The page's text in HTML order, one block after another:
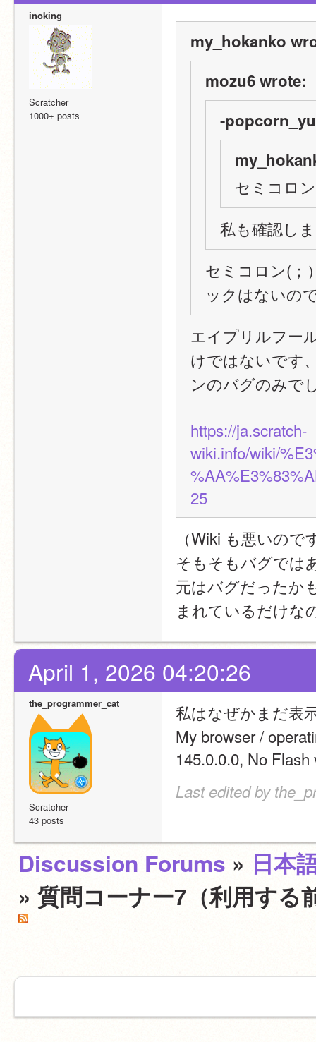
inoking
Scratcher
1000+ posts
my_hokanko
mozu6 wrote:
-
セミコロ
私も確認し
セミコロン(；
ックはないの
エイプリルフー
けではないです
ンのバグのみで
https://ja.scratch-
wiki.info/wiki/
25
（Wiki も悪いので
そもそもバグでは
元はバグだったか
まれているだけな
April 1, 2026 04:20:26
the_programmer_cat
Scratcher
43 posts
私はなぜかまだ表
My browser /
145.0.0.0, No
Last edited by
Discussion Forums » 日本
» 質問コーナー7（利用する